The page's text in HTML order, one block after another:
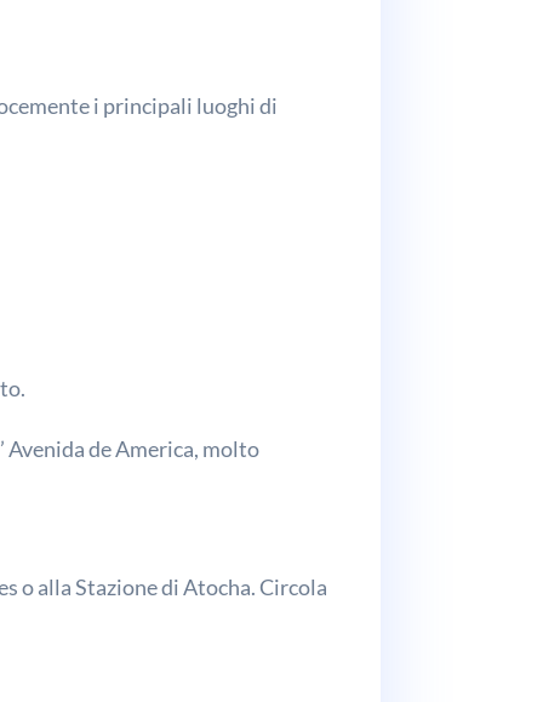
i principali luoghi di
Avenida de America, molto
o alla Stazione di Atocha. Circola